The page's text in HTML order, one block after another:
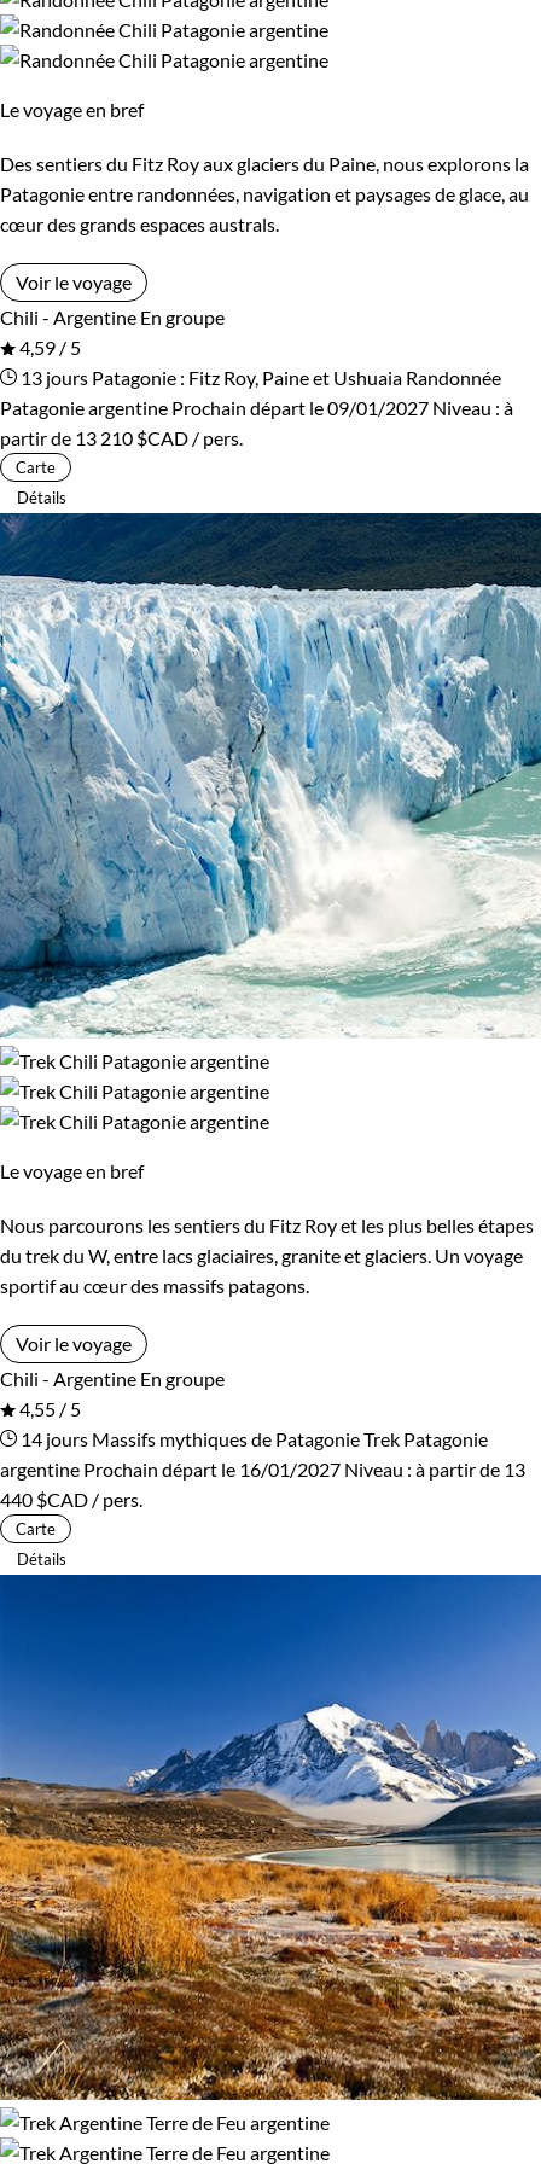
Environnement
Le voyage en bref
Des sentiers du Fitz Roy aux glaciers du Paine, nous explorons la
Patagonie entre randonnées, navigation et paysages de glace, au
cœur des grands espaces australs.
Voir le voyage
Chili - Argentine En groupe
4,59 / 5
13 jours Patagonie : Fitz Roy, Paine et Ushuaia Randonnée
Patagonie argentine Prochain départ le 09/01/2027 Niveau : à
partir de 13 210 $CAD / pers.
Carte
Détails
Le voyage en bref
Nous parcourons les sentiers du Fitz Roy et les plus belles étapes
du trek du W, entre lacs glaciaires, granite et glaciers. Un voyage
sportif au cœur des massifs patagons.
Voir le voyage
Chili - Argentine En groupe
4,55 / 5
14 jours Massifs mythiques de PatagonieTrek Patagonie
argentine Prochain départ le 16/01/2027 Niveau : à partir de 13
440 $CAD / pers.
Carte
Détails